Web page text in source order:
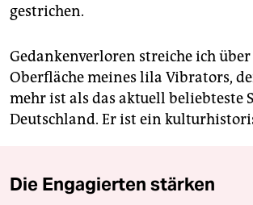
gestrichen.
Gedankenverloren streiche ich über
Oberfläche meines lila Vibrators,
mehr ist als das aktuell beliebteste
Deutschland. Er ist ein
Die Engagierten stärken